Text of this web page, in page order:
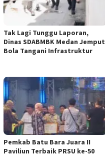
Tak Lagi Tunggu Laporan,
Dinas SDABMBK Medan Jemput
Bola Tangani Infrastruktur
Pemkab Batu Bara Juara II
Paviliun Terbaik PRSU ke-50